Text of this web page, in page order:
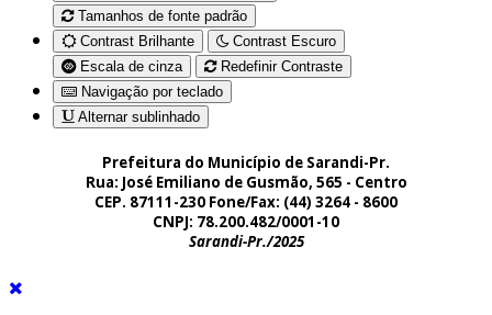
Tamanhos de fonte padrão
Contrast Brilhante
Contrast Escuro
Escala de cinza
Redefinir Contraste
Navigação por teclado
Alternar sublinhado
Prefeitura do Município de Sarandi-Pr.
Rua: José Emiliano de Gusmão, 565 - Centro
CEP. 87111-230 Fone/Fax: (44) 3264 - 8600
CNPJ: 78.200.482/0001-10
Sarandi-Pr./2025